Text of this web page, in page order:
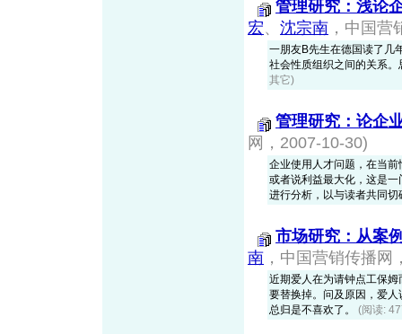
管理研究：浅论
宏、 沈宗南 ，中国
一朋友B先生在德国读了几
社会性质组织之间的关系
其它)
管理研究：论企
网，2007-10-30)
企业使用人才问题，在当
或者说利益最大化，这是
进行分析，以与读者共同
市场研究：从案
南 ，中国营销传播网
近期爱人在为请钟点工保
要替换掉。问及原因，爱
总归是不喜欢了。 (阅读: